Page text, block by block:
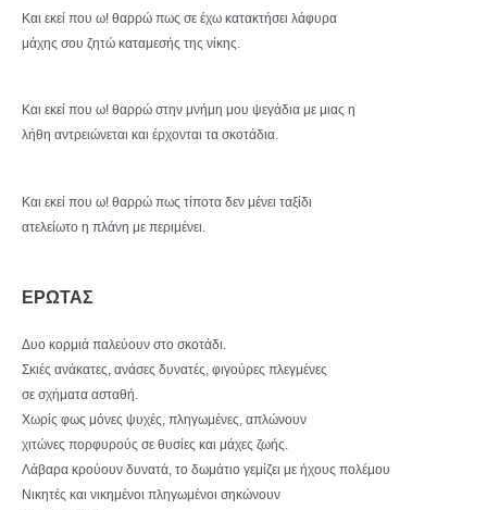
Και εκεί που ω! θαρρώ πως σε έχω κατακτήσει λάφυρα
μάχης σου ζητώ καταμεσής της νίκης.
Και εκεί που ω! θαρρώ στην μνήμη μου ψεγάδια με μιας η
λήθη αντρειώνεται και έρχονται τα σκοτάδια.
Και εκεί που ω! θαρρώ πως τίποτα δεν μένει ταξίδι
ατελείωτο η πλάνη με περιμένει.
ΕΡΩΤΑΣ
Δυο κορμιά παλεύουν στο σκοτάδι.
Σκιές ανάκατες, ανάσες δυνατές, φιγούρες πλεγμένες
σε σχήματα ασταθή.
Χωρίς φως μόνες ψυχές, πληγωμένες, απλώνουν
χιτώνες πορφυρούς σε θυσίες και μάχες ζωής.
Λάβαρα κρούουν δυνατά, το δωμάτιο γεμίζει με ήχους πολέμου
Νικητές και νικημένοι πληγωμένοι σηκώνουν